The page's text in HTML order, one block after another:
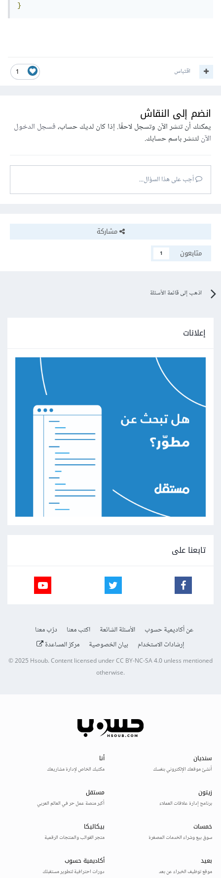
}
1 اقتباس
انضم إلى النقاش
يمكنك أن تنشر الآن وتسجل لاحقًا. إذا كان لديك حساب،فسجل الدخول
الآنلتنشر باسم حسابك.
أجب على هذا السؤال...
مشاركة
متابعون
1
اذهب إلى قائمة الأسئلة
إعلانات
تابعنا على
عن أكاديمية حسوب الأسئلة الشائعة اكتب معنا
درّب معنا
إرشادات الاستخدام
بيان الخصوصية مركز المساعدة
© 2025Hsoub.Content licensed underCC BY-NC-SA 4.0unless mentioned
otherwise.